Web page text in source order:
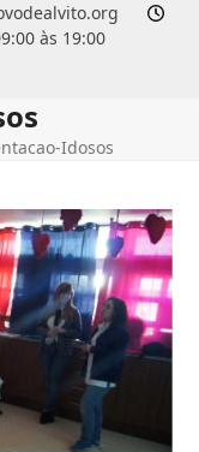
às 19:00
Idosos